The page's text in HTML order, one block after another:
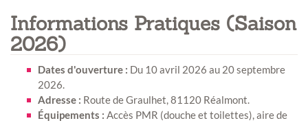
Informations Pratiques (Saison
2026)
Dates d'ouverture : Du 10 avril 2026 au 20 septembre
2026.
Adresse : Route de Graulhet, 81120 Réalmont.
Équipements : Accès PMR (douche et toilettes), aire de